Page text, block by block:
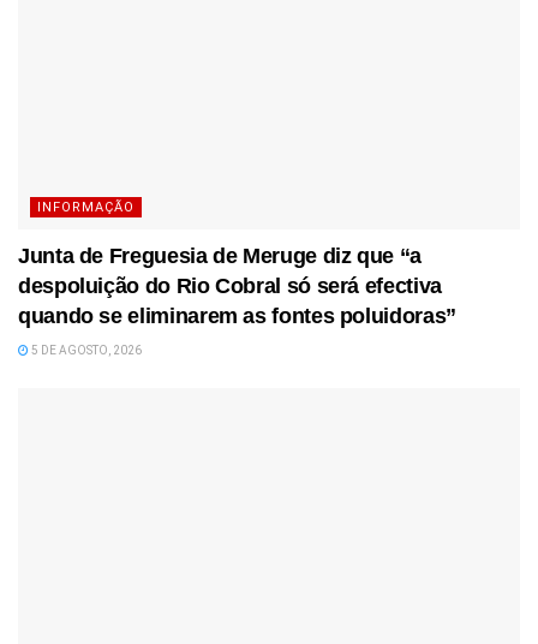
INFORMAÇÃO
Junta de Freguesia de Meruge diz que “a
despoluição do Rio Cobral só será efectiva
quando se eliminarem as fontes poluidoras”
5 DE AGOSTO, 2026